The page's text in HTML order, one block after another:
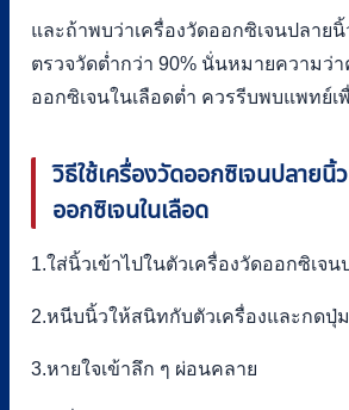
และถ้าพบว่าเครื่องวัดออกซิเจนปลาย
ตรวจวัดต่ำกว่า 90% นั่นหมายความว่
ออกซิเจนในเลือดต่ำ ควรรีบพบแพทย์
วิธีใช้เครื่องวัดออกซิเจนปลายนิ้
ออกซิเจนในเลือด
1.ใส่นิ้วเข้าไปในตัวเครื่องวัดออกซิเจ
2.หนีบนิ้วให้สนิทกับตัวเครื่องและกดปุ่ม
3.หายใจเข้าลึก ๆ ผ่อนคลาย